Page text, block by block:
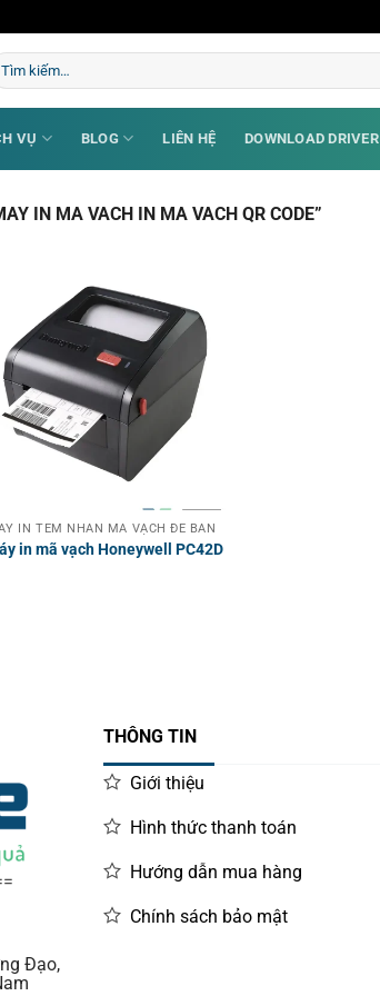
VỤ BLOG LIÊN HỆ DOWNLOAD DRIVER
IN MA VACH IN MA VACH QR CODE”
IN TEM NHÃN MÃ VẠCH ĐỂ BÀN
in mã vạch Honeywell PC42D
Đạo,
THÔNG TIN
Giới thiệu
Hình thức thanh toán
Hướng dẫn mua hàng
Chính sách bảo mật